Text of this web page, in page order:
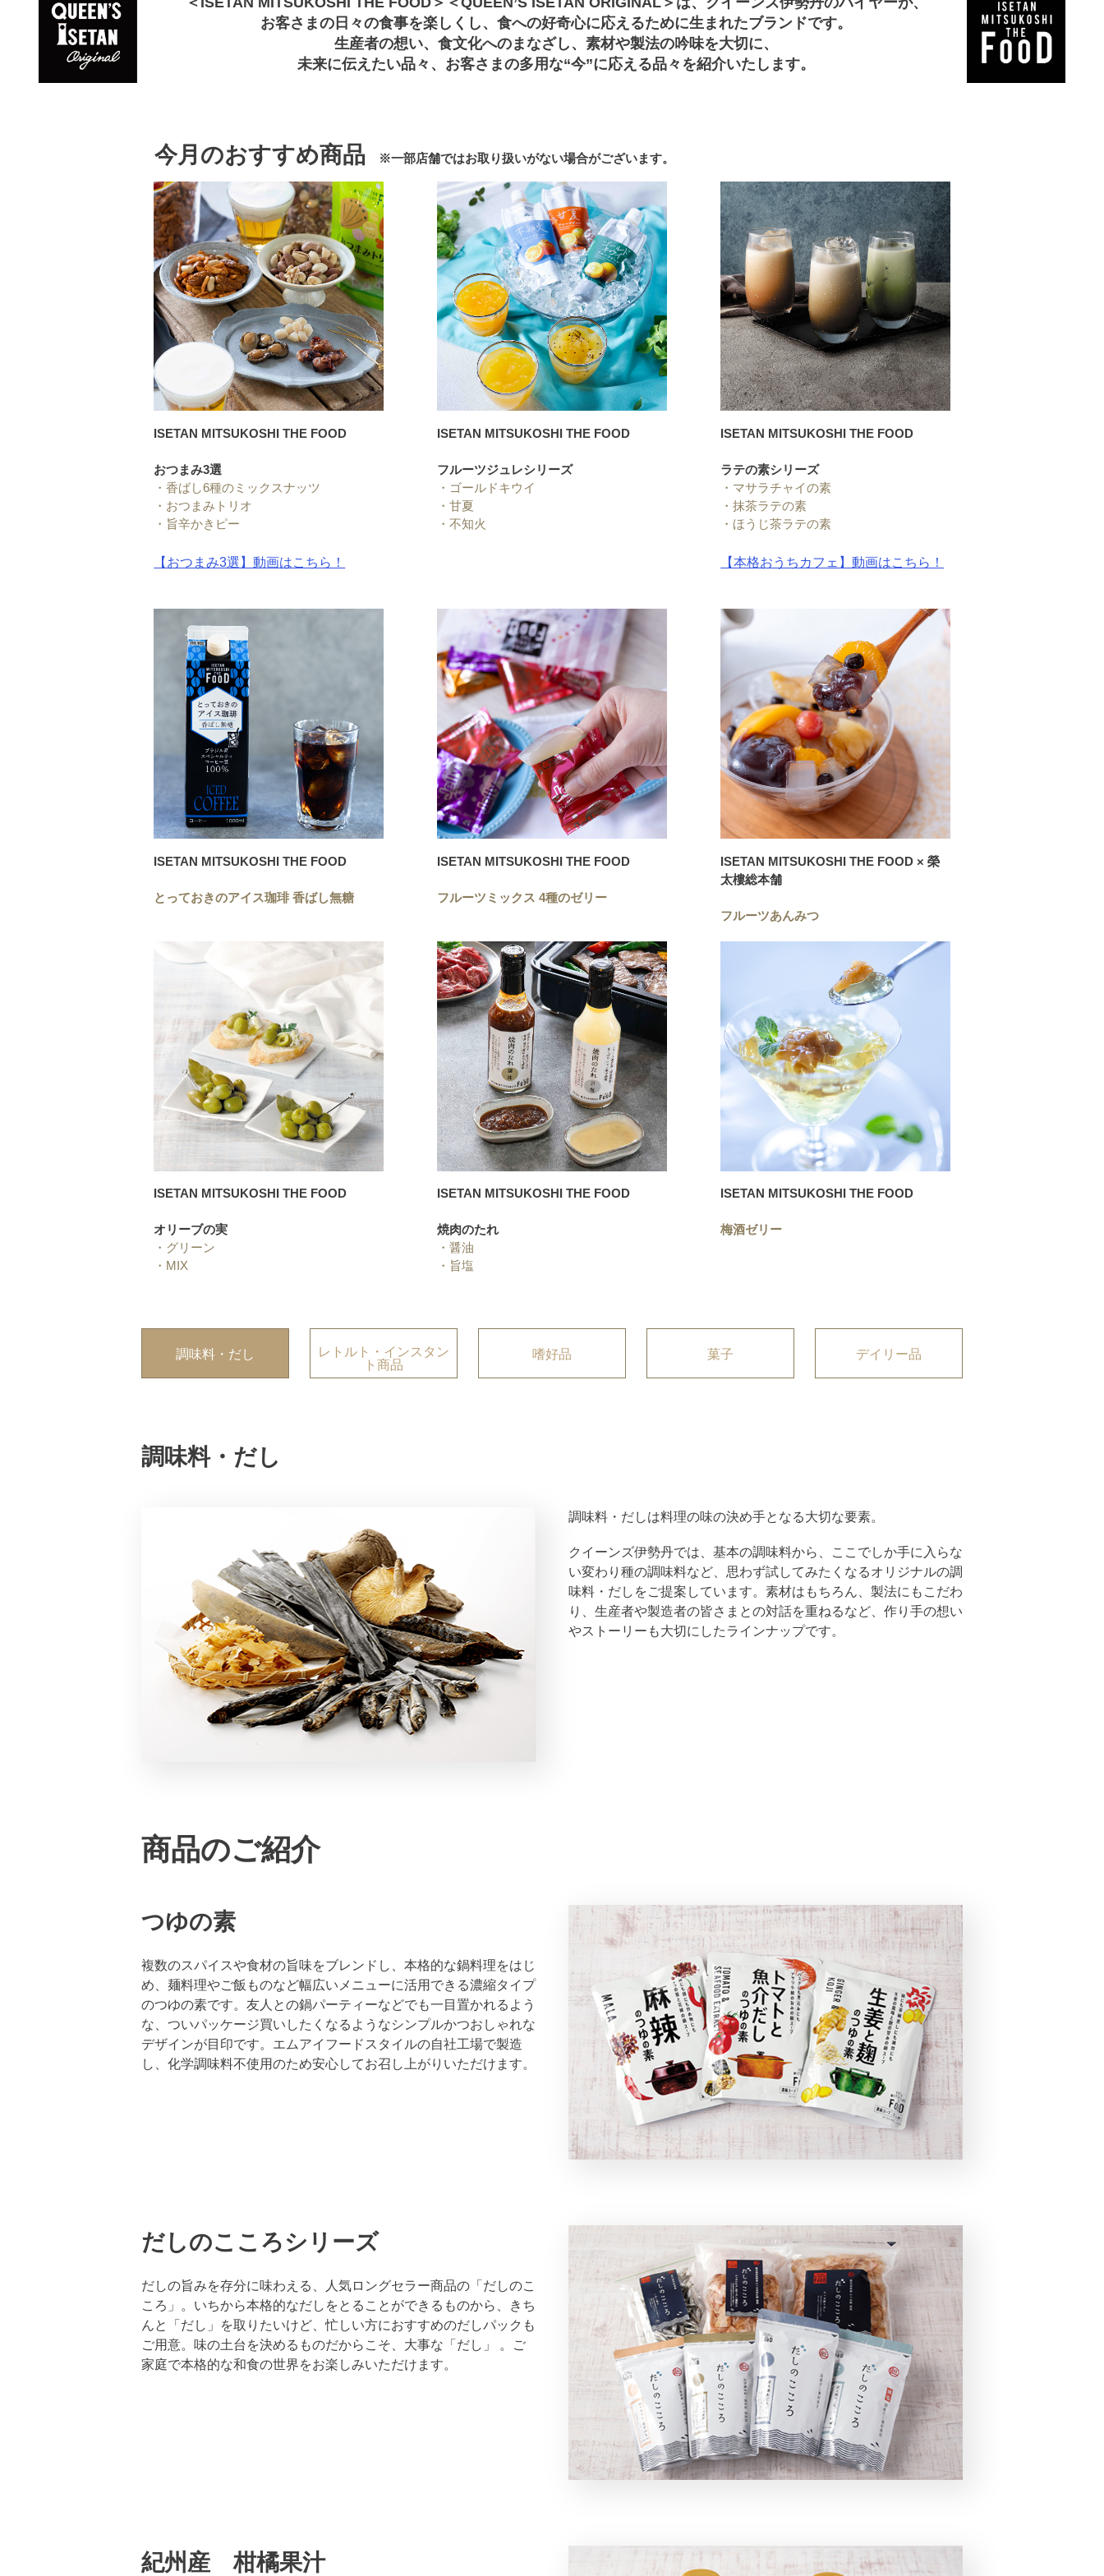
お客さまの日々の食事を楽しくし、食への好奇心に応えるために生まれたブランドです。
生産者の想い、食文化へのまなざし、素材や製法の吟味を大切に、
未来に伝えたい品々、お客さまの多用な“今”に応える品々を紹介いたします。
今月のおすすめ商品 ※一部店舗ではお取り扱いがない場合がございます。
ISETAN MITSUKOSHI THE FOOD
おつまみ3選
・香ばし6種のミックスナッツ
・ おつまみトリオ
・ 旨辛かきピー
【おつまみ3選】動画はこちら！
ISETAN MITSUKOSHI THE FOOD
フルーツジュレシリーズ
・ ゴールドキウイ
・甘夏
・不知火
ISETAN MITSUKOSHI THE FOOD
ラテの素シリーズ
・ マサラチャイの素
・抹茶ラテの素
・ ほうじ茶ラテの素
【本格おうちカフェ】動画はこちら！
ISETAN MITSUKOSHI THE FOOD
とっておきのアイス珈琲 香ばし無糖
ISETAN MITSUKOSHI THE FOOD
フルーツミックス 4種のゼリー
ISETAN MITSUKOSHI THE FOOD × 榮
太樓総本舗
フルーツあんみつ
ISETAN MITSUKOSHI THE FOOD
オリーブの実
・ グリーン
・ MIX
ISETAN MITSUKOSHI THE FOOD
焼肉のたれ
・醤油
・ 旨塩
ISETAN MITSUKOSHI THE FOOD
梅酒ゼリー
調味料・だし
レトルト・インスタン
ト商品
嗜好品 菓子 デイリー品
調味料・だし
調味料・だしは料理の味の決め手となる大切な要素。
クイーンズ伊勢丹では、基本の調味料から、ここでしか手に入らな
い変わり種の調味料など、思わず試してみたくなるオリジナルの調
味料・だしをご提案しています。素材はもちろん、製法にもこだわ
り、生産者や製造者の皆さまとの対話を重ねるなど、作り手の想い
やストーリーも大切にしたラインナップです。
商品のご紹介
つゆの素
複数のスパイスや食材の旨味をブレンドし、本格的な鍋料理をはじ
め、麺料理やご飯ものなど幅広いメニューに活用できる濃縮タイプ
のつゆの素です。友人との鍋パーティーなどでも一目置かれるよう
な、ついパッケージ買いしたくなるようなシンプルかつおしゃれな
デザインが目印です。エムアイフードスタイルの自社工場で製造
し、化学調味料不使用のため安心してお召し上がりいただけます。
だしのこころシリーズ
だしの旨みを存分に味わえる、人気ロングセラー商品の「だしのこ
ころ」。いちから本格的なだしをとることができるものから、きち
んと「だし」を取りたいけど、忙しい方におすすめのだしパックも
ご用意。味の土台を決めるものだからこそ、大事な「だし」 。ご
家庭で本格的な和食の世界をお楽しみいただけます。
紀州産 柑橘果汁